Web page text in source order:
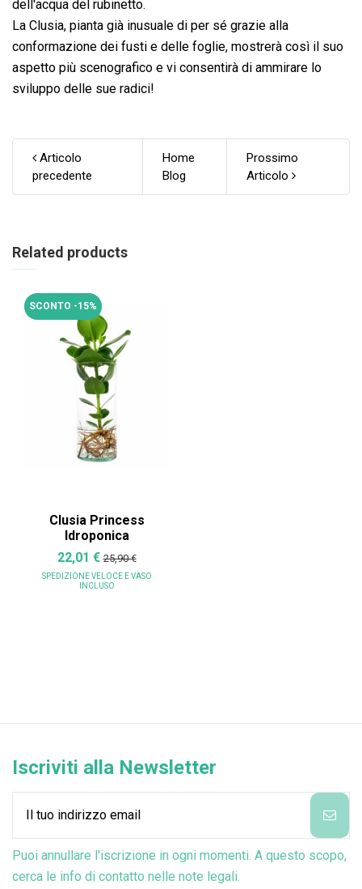
dell'acqua del rubinetto.
La Clusia, pianta già inusuale di per sé grazie alla
conformazione dei fusti e delle foglie, mostrerà così il suo
aspetto più scenografico e vi consentirà di ammirare lo
sviluppo delle sue radici!
Articolo
precedente
Home
Blog
Prossimo
Articolo
Related products
SCONTO -15%
Clusia Princess
Idroponica
22,01 € 25,90 €
SPEDIZIONE VELOCE E VASO
INCLUSO
Iscriviti alla Newsletter
Puoi annullare l'iscrizione in ogni momenti. A questo scopo,
cerca le info di contatto nelle note legali.